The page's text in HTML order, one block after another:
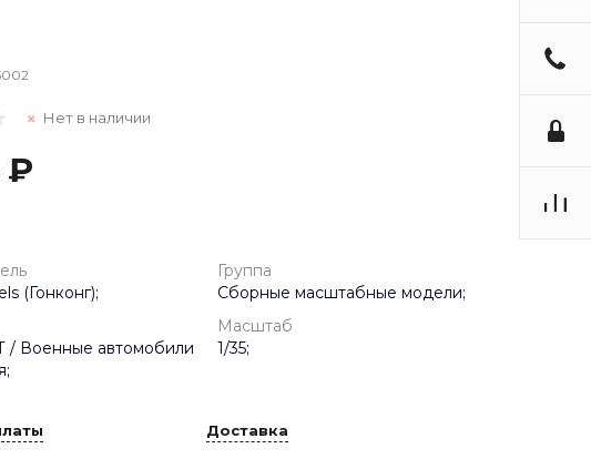
Нет в наличии
₽
(Гонконг);
Группа
Сборные масштабные модели;
/ Военные автомобили
Масштаб
1/35;
Доставка